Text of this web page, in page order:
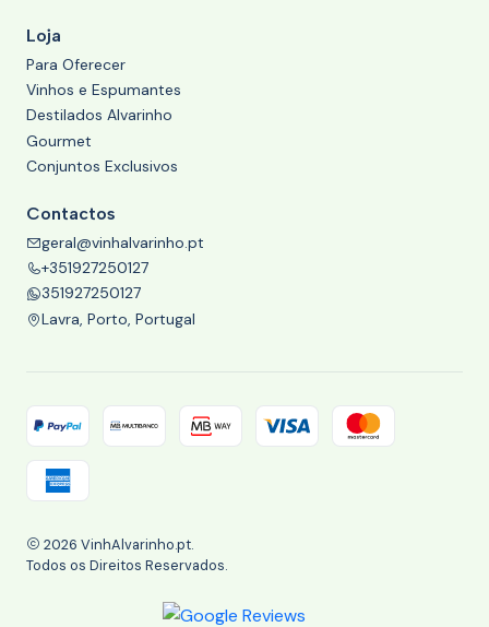
Loja
Para Oferecer
Vinhos e Espumantes
Destilados Alvarinho
Gourmet
Conjuntos Exclusivos
Contactos
geral@vinhalvarinho.pt
+351927250127
351927250127
Lavra, Porto, Portugal
2026 VinhAlvarinho.pt.
Todos os Direitos Reservados.